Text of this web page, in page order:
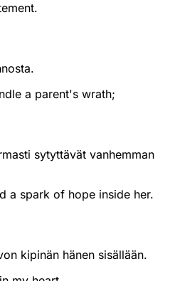
a parent's wrath;
sytyttävät vanhemman
a spark of hope inside her.
kipinän hänen sisällään.